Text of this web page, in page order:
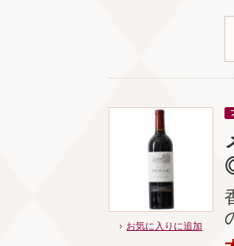
お気に入りに追加